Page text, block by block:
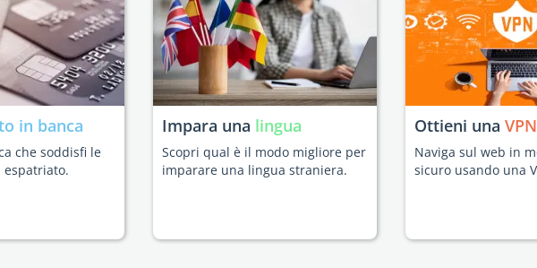
in banca
che soddisfi le
espatriato.
Impara una lingua
Scopri qual è il modo migliore per
imparare una lingua straniera.
Ottieni una VPN
Naviga sul web in
sicuro usando una